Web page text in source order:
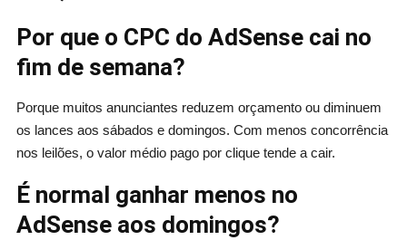
Por que o CPC do AdSense cai no
fim de semana?
Porque muitos anunciantes reduzem orçamento ou diminuem
os lances aos sábados e domingos. Com menos concorrência
nos leilões, o valor médio pago por clique tende a cair.
É normal ganhar menos no
AdSense aos domingos?